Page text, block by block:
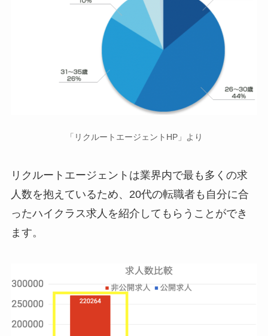
「リクルートエージェントHP」より
リクルートエージェントは業界内で最も多くの求
人数を抱えているため、20代の転職者も自分に合
ったハイクラス求人を紹介してもらうことができ
ます。